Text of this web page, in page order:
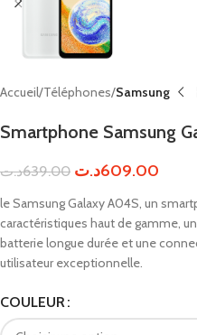
Accueil Téléphones Samsung
Smartphone Samsung
639.00د.ت 609.00د.ت
le Samsung Galaxy A04S, un
caractéristiques haut de gamme,
batterie longue durée et une
utilisateur exceptionnelle.
COULEUR